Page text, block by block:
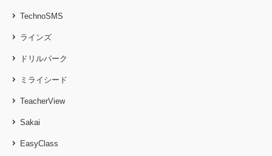
TechnoSMS
ラインズ
ドリルパーク
ミライシード
TeacherView
Sakai
EasyClass